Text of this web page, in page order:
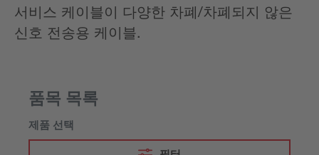
서비스 케이블이 다양한 차폐/차폐되지 않은
신호 전송용 케이블.
품목 목록
제품 선택